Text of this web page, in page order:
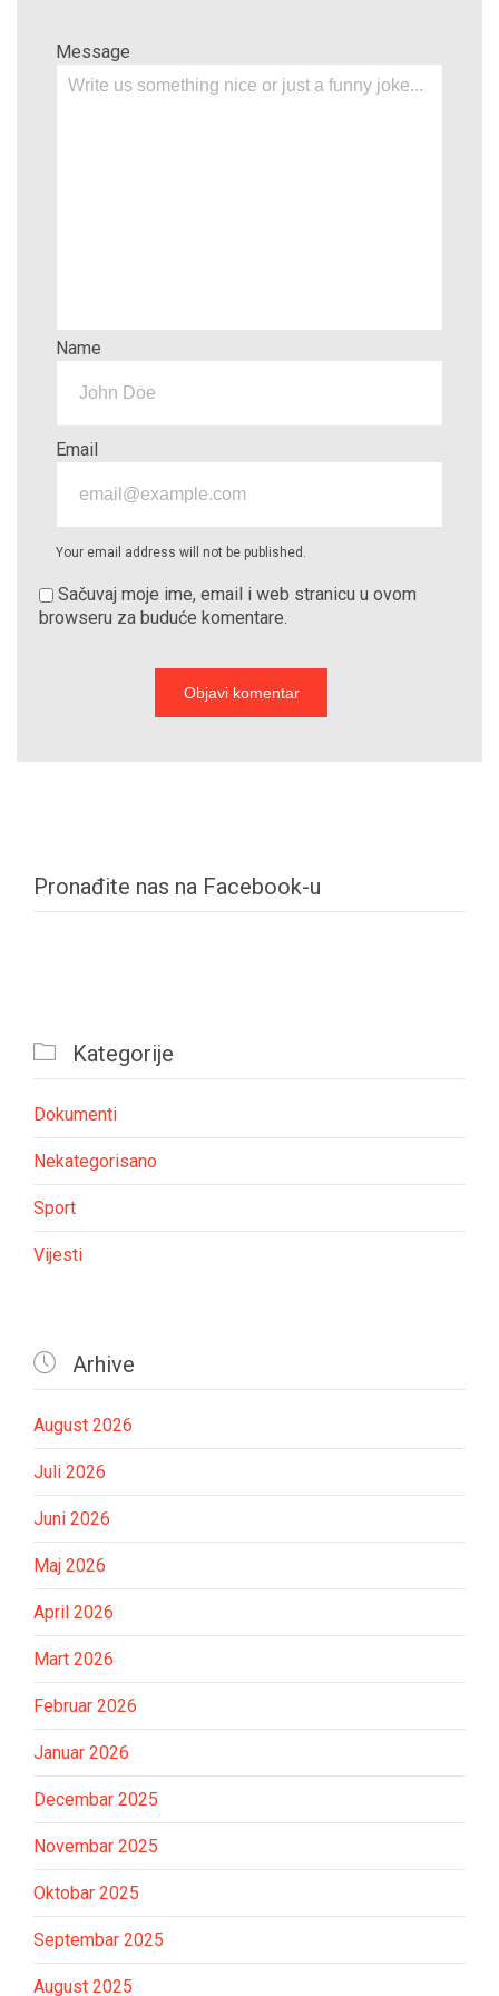
Message
Name
Email
Your email address will not be published.
Sačuvaj moje ime, email i web stranicu u ovom
browseru za buduće komentare.
Pronađite nas na Facebook-u
 Kategorije
Dokumenti
Nekategorisano
Sport
Vijesti
 Arhive
August 2026
Juli 2026
Juni 2026
Maj 2026
April 2026
Mart 2026
Februar 2026
Januar 2026
Decembar 2025
Novembar 2025
Oktobar 2025
Septembar 2025
August 2025